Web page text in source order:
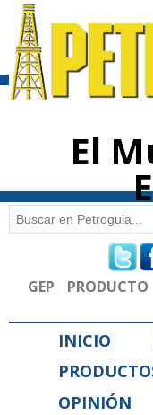
El
Formulario
Buscar
GEP PRODUCTO
INICIO
OPINIÓN